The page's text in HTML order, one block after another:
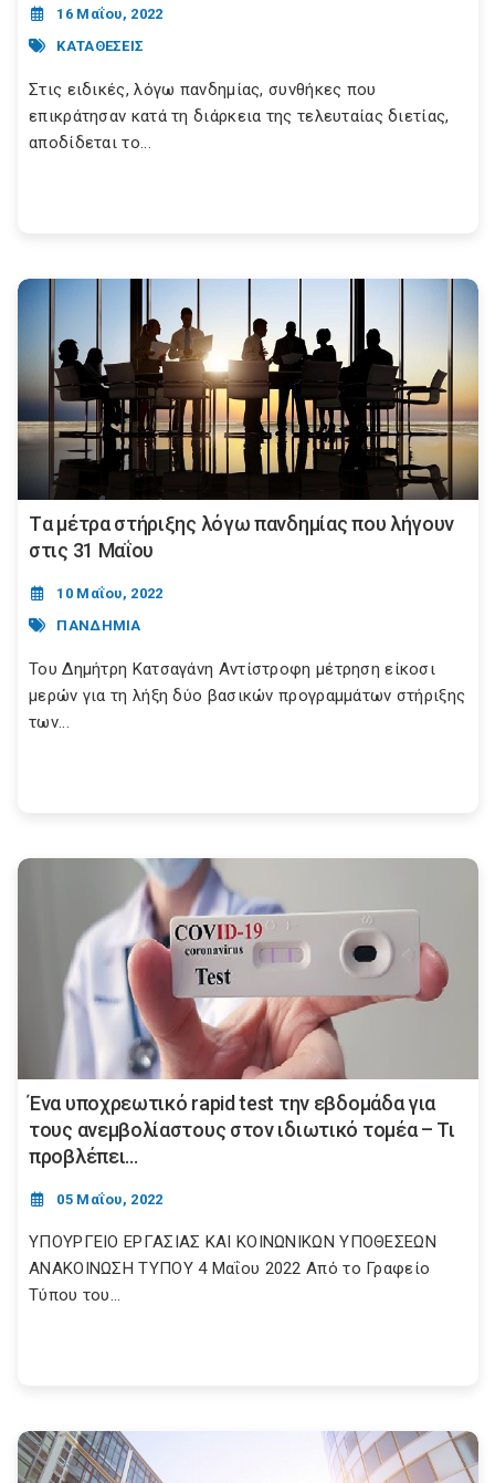
16 Μαΐου, 2022
ΚΑΤΑΘΕΣΕΙΣ
Στις ειδικές, λόγω πανδημίας, συνθήκες που
επικράτησαν κατά τη διάρκεια της τελευταίας διετίας,
αποδίδεται το...
Tα μέτρα στήριξης λόγω πανδημίας που λήγουν
στις 31 Μαΐου
10 Μαΐου, 2022
ΠΑΝΔΗΜΙΑ
Του Δημήτρη Κατσαγάνη Αντίστροφη μέτρηση είκοσι
μερών για τη λήξη δύο βασικών προγραμμάτων στήριξης
των...
Ένα υποχρεωτικό rapid test την εβδομάδα για
τους ανεμβολίαστους στον ιδιωτικό τομέα – Τι
προβλέπει...
05 Μαΐου, 2022
ΥΠΟΥΡΓΕΙΟ ΕΡΓΑΣΙΑΣ ΚΑΙ ΚΟΙΝΩΝΙΚΩΝ ΥΠΟΘΕΣΕΩΝ
ΑΝΑΚΟΙΝΩΣΗ ΤΥΠΟΥ 4 Μαΐου 2022 Από το Γραφείο
Τύπου του...